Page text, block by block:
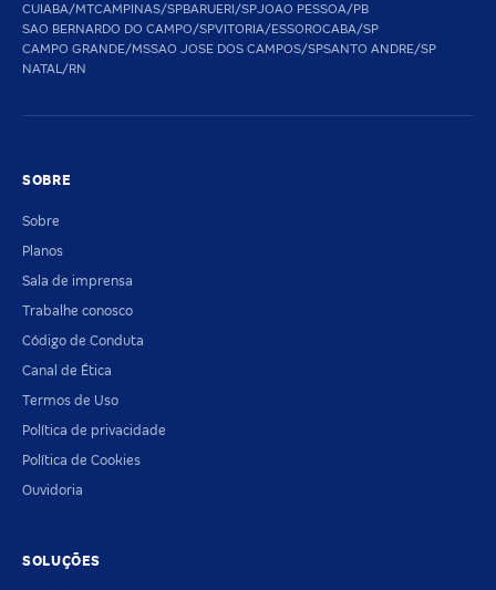
CUIABA/MTCAMPINAS/SPBARUERI/SPJOAO PESSOA/PB
SAO BERNARDO DO CAMPO/SPVITORIA/ESSOROCABA/SP
CAMPO GRANDE/MSSAO JOSE DOS CAMPOS/SPSANTO ANDRE/SP
NATAL/RN
SOBRE
Sobre
Planos
Sala de imprensa
Trabalhe conosco
Código de Conduta
Canal de Ética
Termos de Uso
Política de privacidade
Política de Cookies
Ouvidoria
SOLUÇÕES